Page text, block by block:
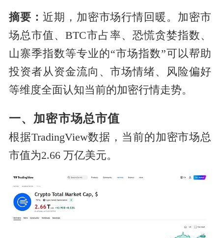
摘要： 近期，加密市场行情回暖。加密市
场总市值、BTC市占率、恐慌贪婪指数、
山寨季指数等专业的“市场指数”可以帮助
投资者从资金流向、市场情绪、风险偏好
等维度全面认知当前的加密行情走势。
一、加密市场总市值
根据TradingView数据，当前的加密市场总
市值为2.66 万亿美元。